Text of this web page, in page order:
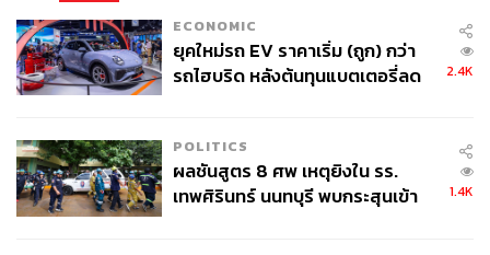
ECONOMIC
ยุคใหม่รถ EV ราคาเริ่ม (ถูก) กว่า
รถไฮบริด หลังต้นทุนแบตเตอรี่ลด
2.4K
POLITICS
ผลชันสูตร 8 ศพ เหตุยิงใน รร.
เทพศิรินทร์ นนทบุรี พบกระสุนเข้า
1.4K